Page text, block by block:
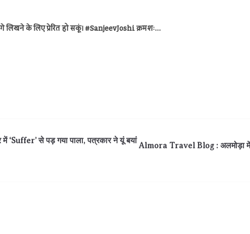
के लिए प्रेरित हो सकूं। #SanjeevJoshi क्रमशः…
से पड़ गया पाला, पत्रकार ने यूं बयां
Almora Travel Blog : अलमोड़ा